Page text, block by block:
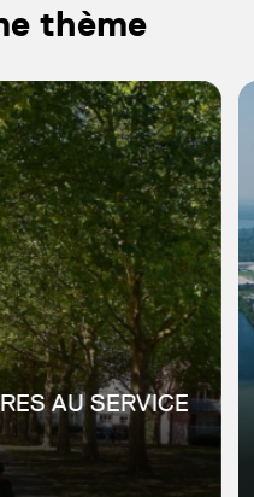
thème
AU SERVICE
la santé